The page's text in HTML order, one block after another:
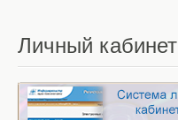
Личный кабинет